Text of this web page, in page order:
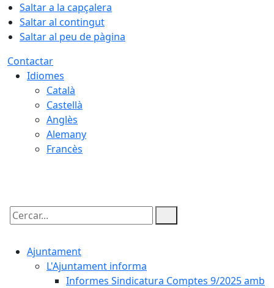
Saltar a la capçalera
Saltar al contingut
Saltar al peu de pàgina
Contactar
Idiomes
Català
Castellà
Anglès
Alemany
Francès
Cercar:
Ajuntament
L'Ajuntament informa
Informes Sindicatura Comptes 9/2025 amb